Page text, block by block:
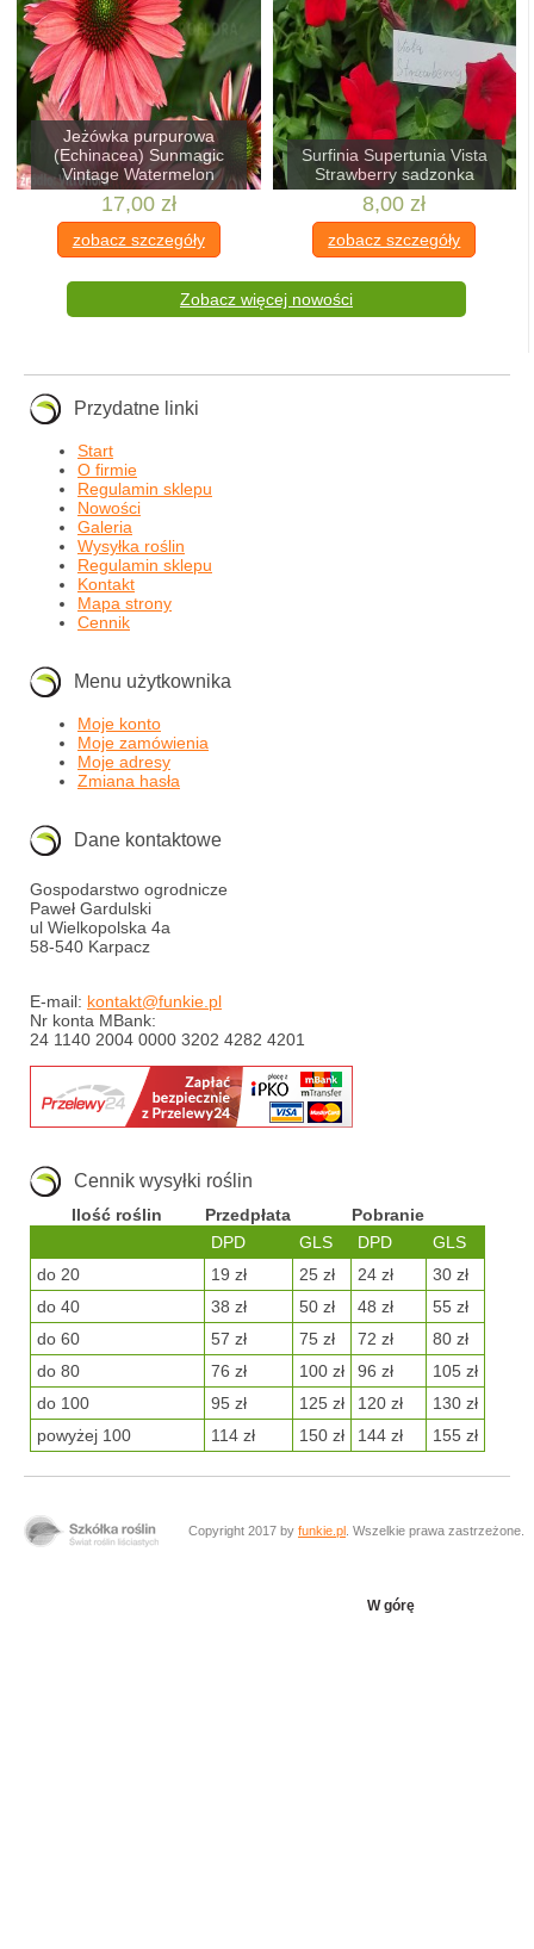
Jeżówka purpurowa
(Echinacea) Sunmagic
Vintage Watermelon
17,00 zł
zobacz szczegóły
Surfinia Supertunia Vista
Strawberry sadzonka
8,00 zł
zobacz szczegóły
Zobacz więcej nowości
Przydatne linki
Start
O firmie
Regulamin sklepu
Nowości
Galeria
Wysyłka roślin
Regulamin sklepu
Kontakt
Mapa strony
Cennik
Menu użytkownika
Moje konto
Moje zamówienia
Moje adresy
Zmiana hasła
Dane kontaktowe
Gospodarstwo ogrodnicze
Paweł Gardulski
ul Wielkopolska 4a
58-540 Karpacz
E-mail: kontakt@funkie.pl
Nr konta MBank:
24 1140 2004 0000 3202 4282 4201
Cennik wysyłki roślin
Ilość roślin Przedpłata
Pobranie
DPD
GLS DPD
GLS
do 20
19 zł 25 zł 24 zł
30 zł
do 40
38 zł 50 zł 48 zł
55 zł
do 60
57 zł 75 zł 72 zł
80 zł
do 80
76 zł 100 zł 96 zł
105 zł
do 100
95 zł 125 zł 120 zł
130 zł
powyżej 100
114 zł 150 zł 144 zł 155 zł
Copyright 2017 by funkie.pl . Wszelkie prawa zastrzeżone.
W górę